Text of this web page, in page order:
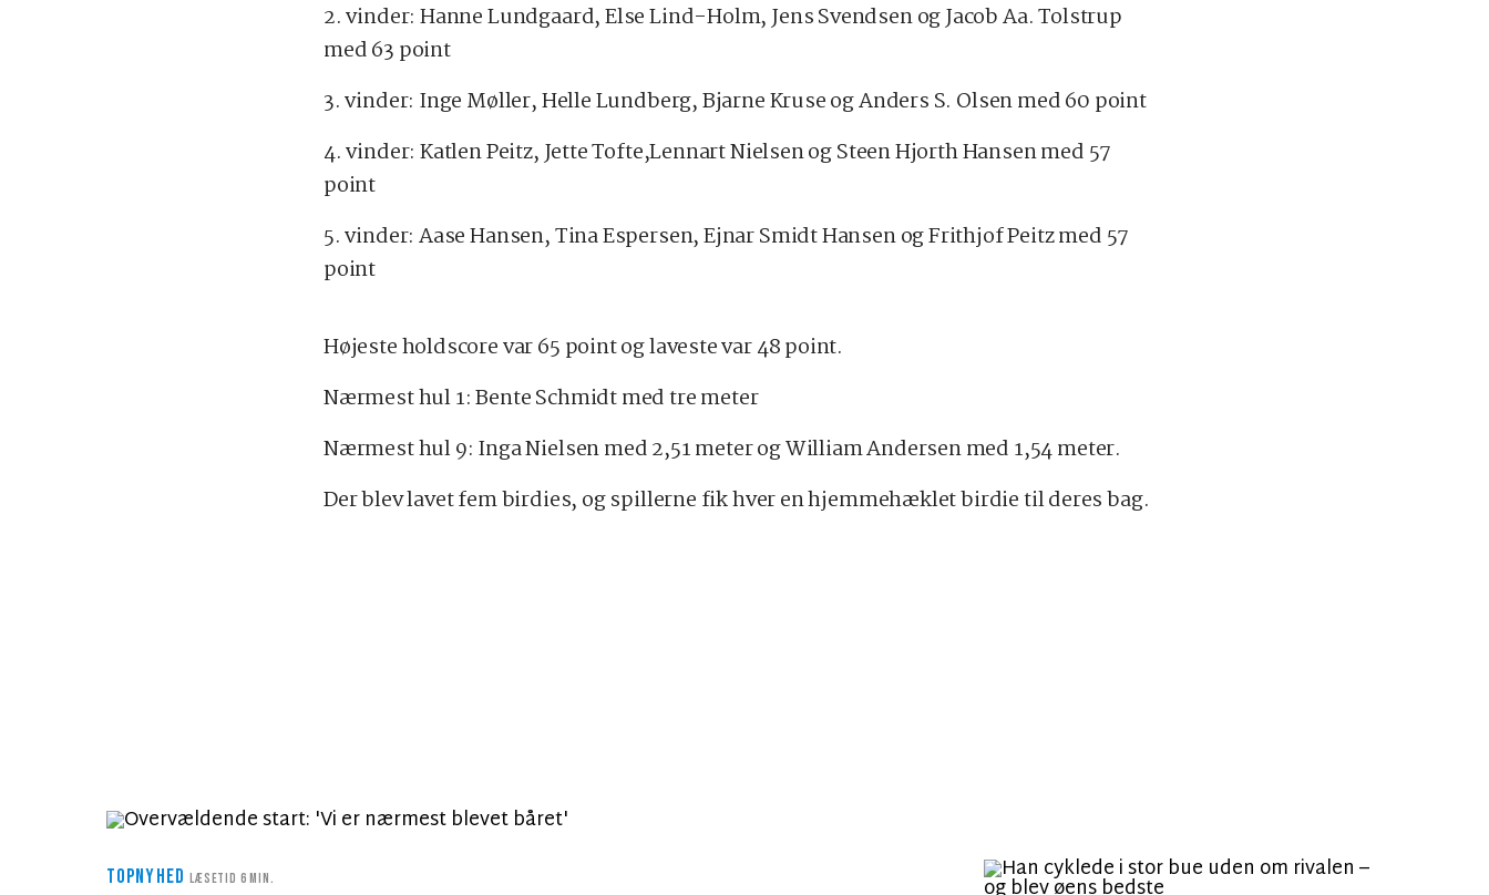
2. vinder: Hanne Lundgaard, Else Lind-Holm, Jens Svendsen og Jacob Aa. Tolstrup
med 63 point
3. vinder: Inge Møller, Helle Lundberg, Bjarne Kruse og Anders S. Olsen med 60 point
4. vinder: Katlen Peitz, Jette Tofte,Lennart Nielsen og Steen Hjorth Hansen med 57
point
5. vinder: Aase Hansen, Tina Espersen, Ejnar Smidt Hansen og Frithjof Peitz med 57
point
Højeste holdscore var 65 point og laveste var 48 point.
Nærmest hul 1: Bente Schmidt med tre meter
Nærmest hul 9: Inga Nielsen med 2,51 meter og William Andersen med 1,54 meter.
Der blev lavet fem birdies, og spillerne fik hver en hjemmehæklet birdie til deres bag.
TOPNYHEDLÆSETID 6 MIN.